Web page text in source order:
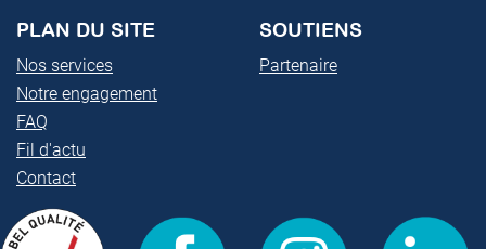
PLAN DU SITE
Nos services
Notre engagement
FAQ
Fil d'actu
Contact
SOUTIENS
Partenaire